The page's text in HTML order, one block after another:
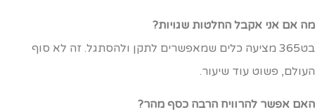
אם אני אקבל החלטות שגויות?
בט365 מציעה כלים שמאפשרים לתקן ולהסתגל. זה לא סוף
פשוט עוד שיעור.
אפשר להרוויח הרבה כסף מהר?